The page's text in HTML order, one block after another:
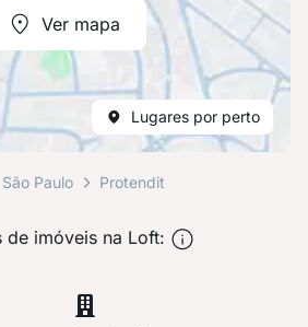
Ver mapa
Lugares por perto
São Paulo Protendit
de imóveis na Loft: